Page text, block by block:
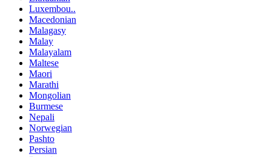
Luxembou..
Macedonian
Malagasy
Malay
Malayalam
Maltese
Maori
Marathi
Mongolian
Burmese
Nepali
Norwegian
Pashto
Persian